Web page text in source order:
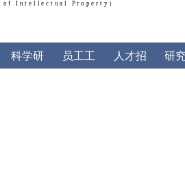
OF
and Social Work（School
科学研
员工工
人才招
研